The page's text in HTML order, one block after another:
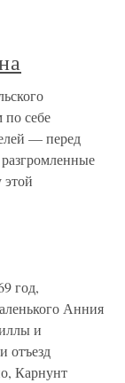
по себе
— перед
год,
Анния
и
отъезд
Карнунт